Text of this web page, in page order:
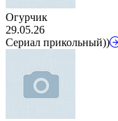
Огурчик
29.05.26
Сериал прикольный))